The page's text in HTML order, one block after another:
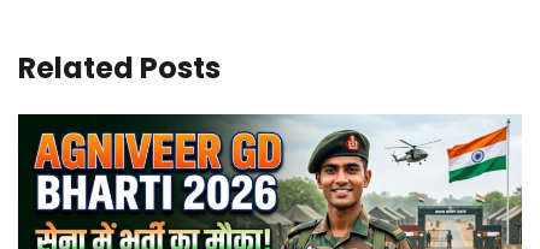
Related Posts